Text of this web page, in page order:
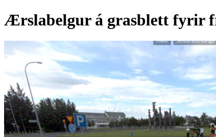
Ærslabelgur á grasblett fyrir